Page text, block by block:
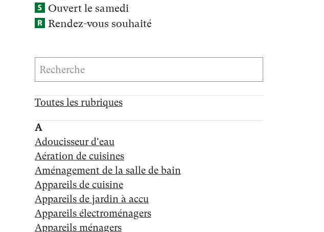
Ouvert le samedi
Rendez-vous souhaité